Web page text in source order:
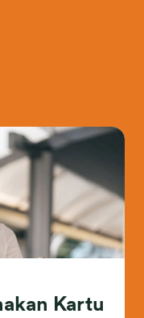
Kartu